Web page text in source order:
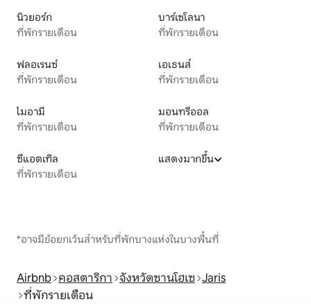
นิวยอร์ก
ที่พักรายเดือน
บาร์เซโลนา
ที่พักรายเดือน
ฟลอเรนซ์
ที่พักรายเดือน
เอเธนส์
ที่พักรายเดือน
ไมอามี
ที่พักรายเดือน
มอนทรีออล
ที่พักรายเดือน
ซีแอตเทิล
ที่พักรายเดือน
แสดงมากขึ้น
*อาจมีข้อยกเว้นสำหรับที่พักบางแห่งในบางพื้นที่
Airbnb คอสตาริกา จังหวัดซานโฮเซ Jaris
ที่พักรายเดือน